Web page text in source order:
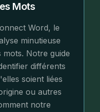
Mots
Word, le
minutieuse
Notre guide
différents
soient liées
ou autres
notre